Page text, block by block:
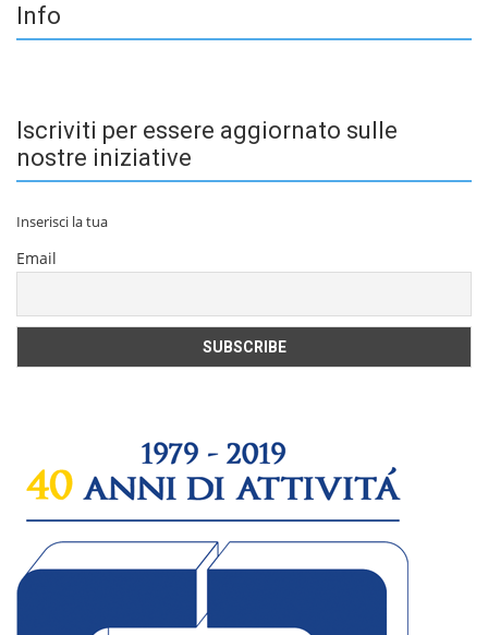
Info
Iscriviti per essere aggiornato sulle
nostre iniziative
Inserisci la tua
Email